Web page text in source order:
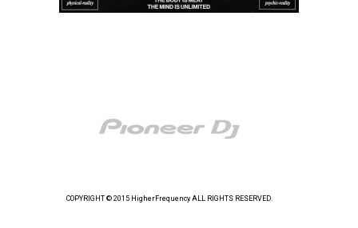
COPYRIGHT © 2015 HigherFrequency ALL RIGHTS RESERVED.